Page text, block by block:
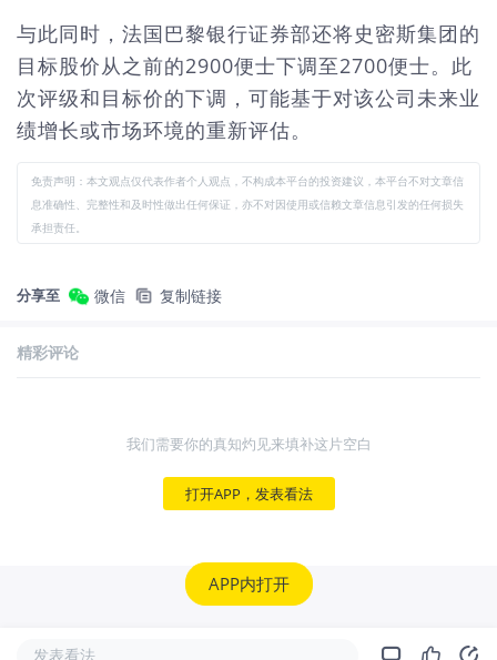
与此同时，法国巴黎银行证券部还将史密斯集团的
目标股价从之前的2900便士下调至2700便士。此
次评级和目标价的下调，可能基于对该公司未来业
绩增长或市场环境的重新评估。
免责声明：本文观点仅代表作者个人观点，不构成本平台的投资建议，本平台不对文章信
息准确性、完整性和及时性做出任何保证，亦不对因使用或信赖文章信息引发的任何损失
承担责任。
分享至 微信 复制链接
精彩评论
我们需要你的真知灼见来填补这片空白
打开APP，发表看法
APP内打开
发表看法